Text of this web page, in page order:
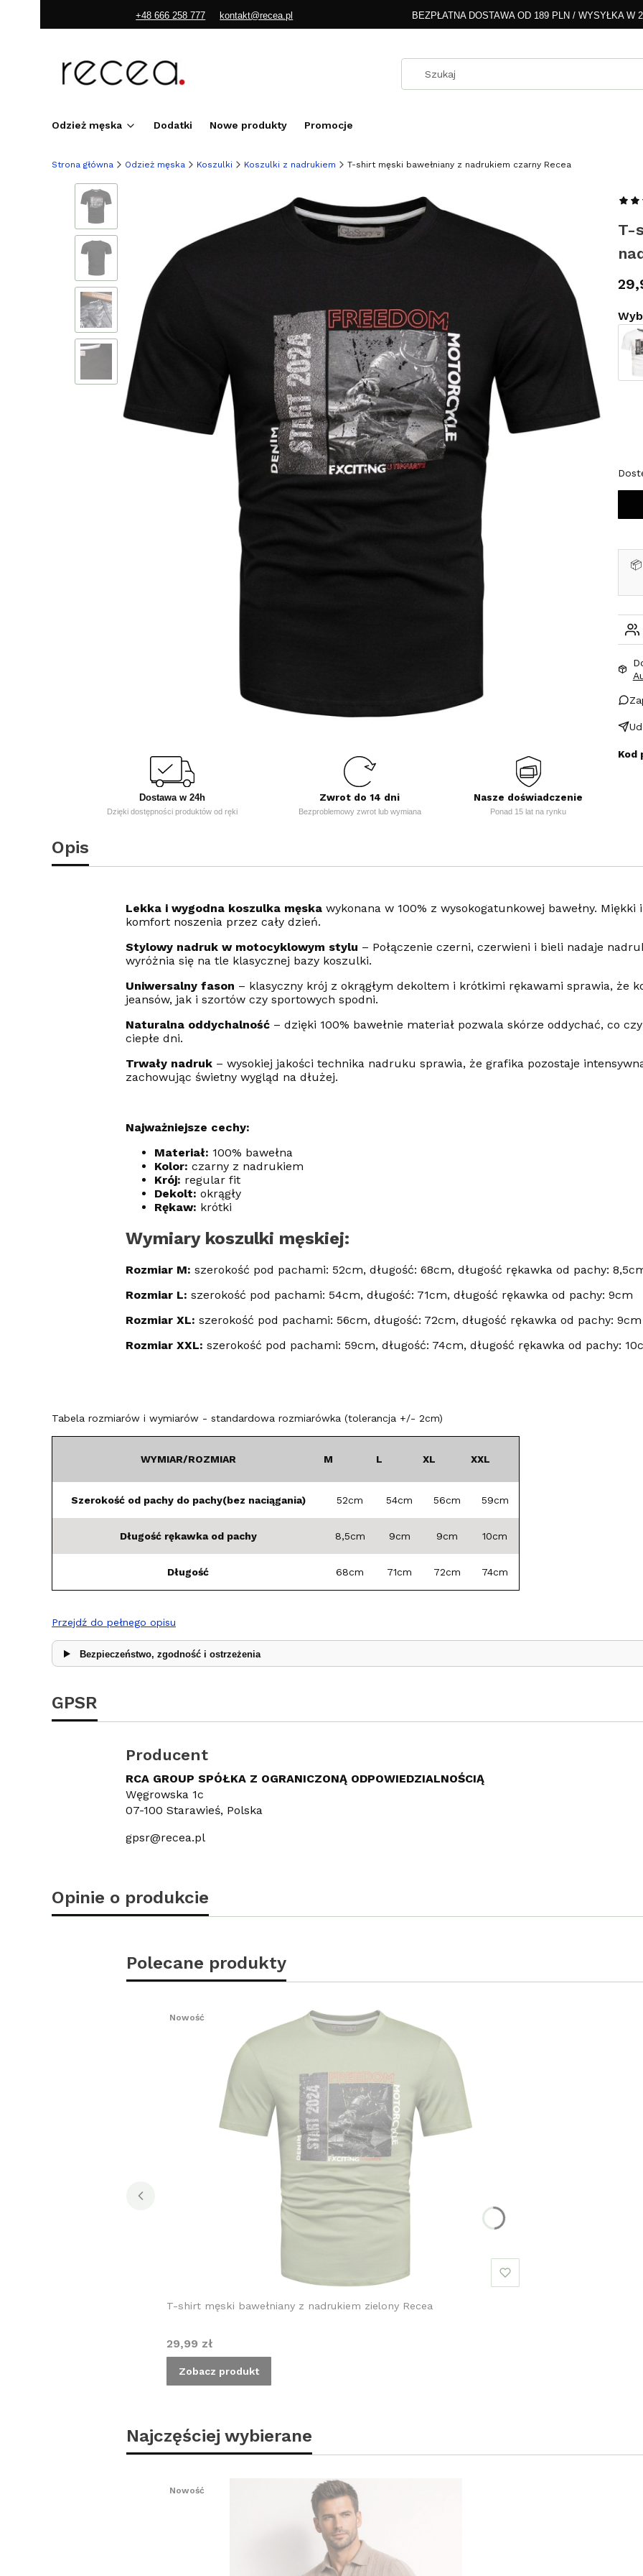
+48 666 258 777 kontakt@recea.pl BEZPŁATNA DOSTAWA OD 189 PLN / WYSYŁKA W
Odzież męska Dodatki Nowe produkty Promocje
Strona główna Odzież męska Koszulki Koszulki z nadrukiem T-shirt męski bawełniany z nadrukiem czarny Recea
Dostawa w 24h
Dzięki dostępności produktów od ręki
Zwrot do 14 dni
Bezproblemowy zwrot lub wymiana
Nasze doświadczenie
Ponad 15 lat na rynku
T-
Kod
Opis
Lekka i wygodna koszulka męskawykonana w 100% z wysokogatunkowej bawełny.
komfort noszenia przez cały dzień.
Stylowy nadruk w motocyklowym stylu – Połączenie czerni, czerwieni i bieli nadaje
wyróżnia się na tle klasycznej bazy koszulki.
Uniwersalny fason – klasyczny krój z okrągłym dekoltem i krótkimi rękawami sprawia, że
jeansów, jak i szortów czy sportowych spodni.
Naturalna oddychalność– dzięki 100% bawełnie materiał pozwala skórze oddychać, co
ciepłe dni.
Trwały nadruk– wysokiej jakości technika nadruku sprawia, że grafika pozostaje
zachowując świetny wygląd na dłużej.
Najważniejsze cechy:
Materiał: 100% bawełna
Kolor: czarny z nadrukiem
Krój: regular fit
Dekolt: okrągły
Rękaw: krótki
Wymiary koszulki męskiej:
Rozmiar M: szerokość pod pachami: 52cm, długość: 68cm, długość rękawka od pachy:
Rozmiar L: szerokość pod pachami: 54cm, długość: 71cm, długość rękawka od pachy: 9cm
Rozmiar XL: szerokość pod pachami: 56cm, długość: 72cm, długość rękawka od pachy: 9cm
Rozmiar XXL: szerokość pod pachami: 59cm, długość: 74cm, długość rękawka od pachy:
Tabela rozmiarów i wymiarów - standardowa rozmiarówka (tolerancja +/- 2cm)
WYMIAR/ROZMIAR M L XL XXL
Szerokość od pachy do pachy(bez naciągania) 52cm 54cm 56cm 59cm
Długość rękawka od pachy 8,5cm 9cm 9cm 10cm
Długość 68cm 71cm 72cm 74cm
Przejdź do pełnego opisu
Bezpieczeństwo, zgodność i ostrzeżenia
GPSR
Producent
RCA GROUP SPÓŁKA Z OGRANICZONĄ ODPOWIEDZIALNOŚCIĄ
Węgrowska 1c
07-100 Starawieś, Polska
gpsr@recea.pl
Opinie o produkcie
Polecane produkty
Nowość
T-shirt męski bawełniany z nadrukiem zielony Recea
Cena
29,99 zł
Zobacz produkt
Najczęściej wybierane
Nowość